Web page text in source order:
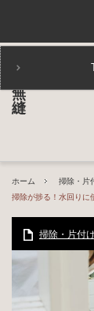
ホーム
掃除・片
掃除が捗る！水回りに
掃除・片付け